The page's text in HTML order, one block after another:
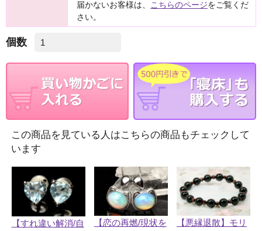
届かないお客様は、 こちらのページをご覧くだ
さい。
個数
この商品を見ている人はこちらの商品もチェックして
います
【すれ違い解消/自
【恋の再燃/現状を
【悪縁退散】モリ